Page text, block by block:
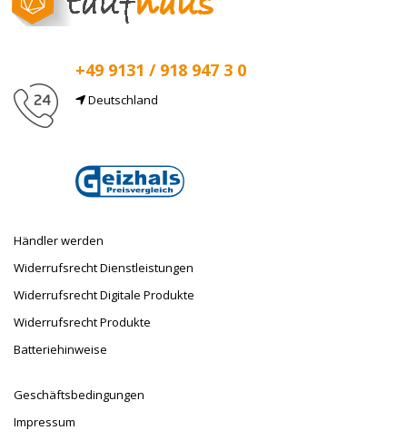
+49 9131 / 918 947 3 0
Deutschland
Händler werden
Widerrufsrecht Dienstleistungen
Widerrufsrecht Digitale Produkte
Widerrufsrecht Produkte
Batteriehinweise
Geschäftsbedingungen
Impressum